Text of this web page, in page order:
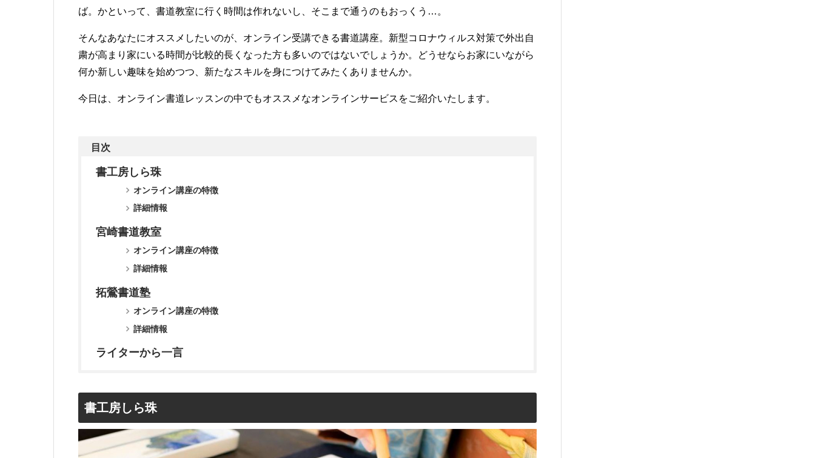
ば。かといって、書道教室に行く時間は作れないし、そこまで通うのもおっくう…。
そんなあなたにオススメしたいのが、オンライン受講できる書道講座。新型コロナウィルス対策で外出自
粛が高まり家にいる時間が比較的長くなった方も多いのではないでしょうか。どうせならお家にいながら
何か新しい趣味を始めつつ、新たなスキルを身につけてみたくありませんか。
今日は、オンライン書道レッスンの中でもオススメなオンラインサービスをご紹介いたします。
目次
書工房しら珠
オンライン講座の特徴
詳細情報
宮崎書道教室
オンライン講座の特徴
詳細情報
拓鶯書道塾
オンライン講座の特徴
詳細情報
ライターから一言
書工房しら珠